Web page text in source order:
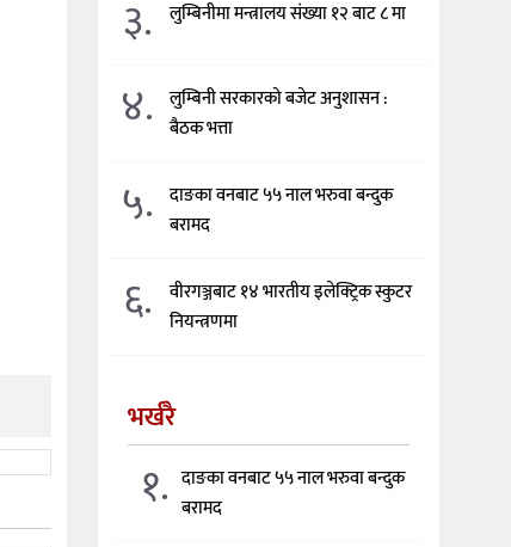
३. लुम्बिनीमा मन्त्रालय संख्या १२ बाट ८ मा
४.
लुम्बिनी सरकारको बजेट अनुशासन :
बैठक भत्ता
५.
दाङका वनबाट ५५ नाल भरुवा बन्दुक
बरामद
६.
वीरगञ्जबाट १४ भारतीय इलेक्ट्रिक स्कुटर
नियन्त्रणमा
भर्खरै
१. दाङका वनबाट ५५ नाल भरुवा बन्दुक
बरामद